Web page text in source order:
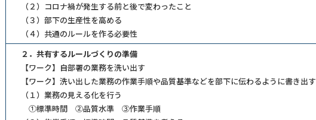
（２）コロナ禍が発生する前と後で変わったこと
（３）部下の生産性を高める
（４）共通のルールを作る必要性
２．共有するルールづくりの準備
【ワーク】自部署の業務を洗い出す
【ワーク】洗い出した業務の作業手順や品質基準などを部下に伝わるように書き出す
（１）業務の見える化を行う
①標準時間 ②品質水準 ③作業手順